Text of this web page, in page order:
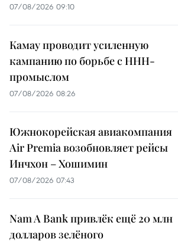
07/08/2026 09:10
Камау проводит усиленную
кампанию по борьбе с ННН-
промыслом
07/08/2026 08:26
Южнокорейская авиакомпания
Air Premia возобновляет рейсы
Инчхон – Хошимин
07/08/2026 07:43
Nam A Bank привлёк ещё 20 млн
долларов зелёного